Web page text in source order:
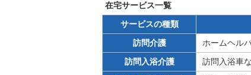
在宅サービス一覧
サービスの種類
訪問介護
ホームヘル
訪問入浴介護
訪問入浴車